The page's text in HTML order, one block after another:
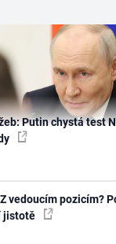
Putin chystá test
vedoucím pozicím?
jistotě